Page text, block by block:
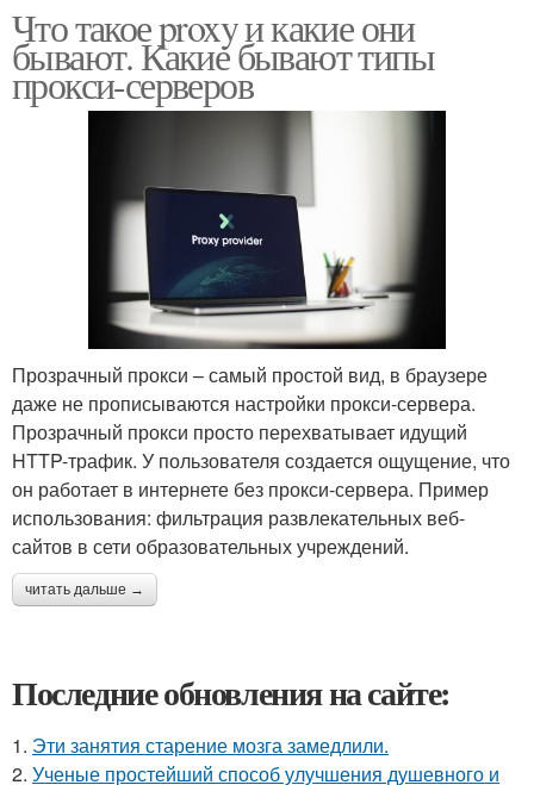
Что такое proxy и какие они
бывают. Какие бывают типы
прокси-серверов
Прозрачный прокси – самый простой вид, в браузере
даже не прописываются настройки прокси-сервера.
Прозрачный прокси просто перехватывает идущий
HTTP-трафик. У пользователя создается ощущение, что
он работает в интернете без прокси-сервера. Пример
использования: фильтрация развлекательных веб-
сайтов в сети образовательных учреждений.
читать дальше →
Последние обновления на сайте:
1. Эти занятия старение мозга замедлили.
2. Ученые простейший способ улучшения душевного и